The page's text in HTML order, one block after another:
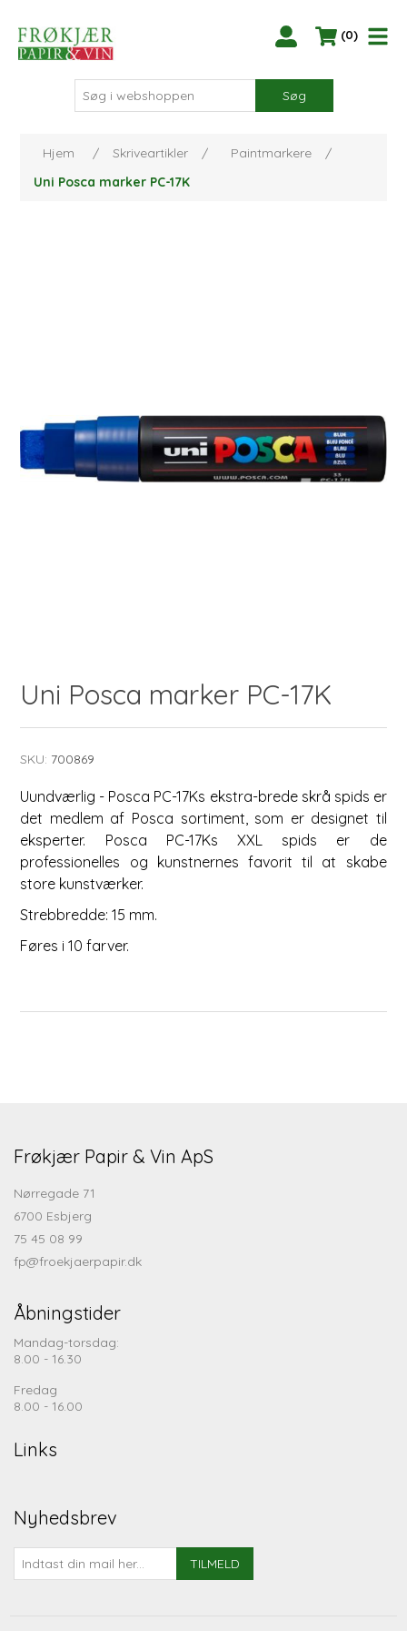
(0)
Søg
Hjem / Skriveartikler / Paintmarkere
/
Uni Posca marker PC-17K
Uni Posca marker PC-17K
SKU: 700869
Uundværlig - Posca PC-17Ks ekstra-brede skrå spids er
det medlem af Posca sortiment, som er designet til
eksperter. Posca PC-17Ks XXL spids er de
professionelles og kunstnernes favorit til at skabe
store kunstværker.
Strebbredde: 15 mm.
Føres i 10 farver.
Frøkjær Papir & Vin ApS
Nørregade 71
6700 Esbjerg
75 45 08 99
fp@froekjaerpapir.dk
Åbningstider
Mandag-torsdag:
8.00 - 16.30
Fredag
8.00 - 16.00
Links
Nyhedsbrev
TILMELD